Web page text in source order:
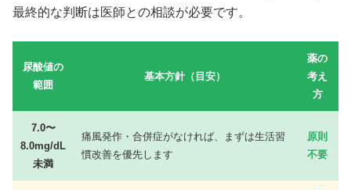
最終的な判断は医師との相談が必要です。
尿酸値の
範囲
基本方針（目安）
薬の
考え
方
7.0〜
8.0mg/dL
未満
痛風発作・合併症がなければ、まずは生活習
慣改善を優先します
原則
不要